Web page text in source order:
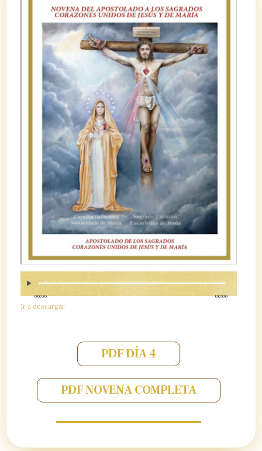
00:00 00:00
Ir a descargar
PDF DÍA 4
PDF NOVENA COMPLETA